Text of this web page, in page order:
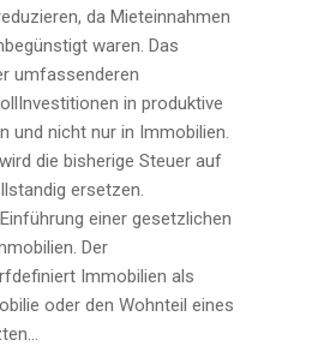
da Mieteinnahmen
waren. Das
umfassenderen
in produktive
und nicht nur in Immobilien.
die bisherige Steuer auf
ersetzen.
einer gesetzlichen
Der
Immobilien als
oder den Wohnteil eines